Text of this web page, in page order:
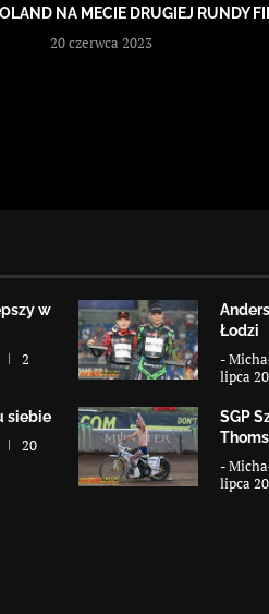
NA MECIE DRUGIEJ RUNDY
20 czerwca 2023
w
2
Łodzi
-
lipca
siebie
20
SGP
-
lipca